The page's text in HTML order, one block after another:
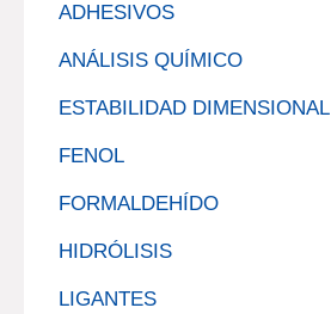
ADHESIVOS
ANÁLISIS QUÍMICO
ESTABILIDAD DIMENSIONAL
FENOL
FORMALDEHÍDO
HIDRÓLISIS
LIGANTES